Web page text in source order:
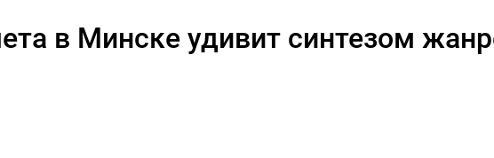
в Минске удивит синтезом